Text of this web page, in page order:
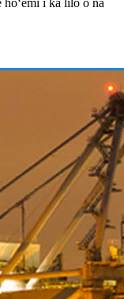
hoʻemi i ka lilo o nā